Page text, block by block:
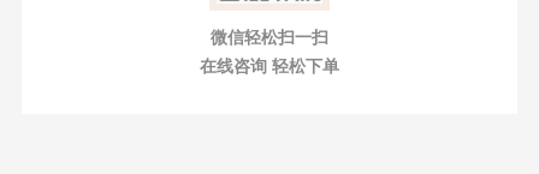
微信轻松扫一扫
在线咨询 轻松下单